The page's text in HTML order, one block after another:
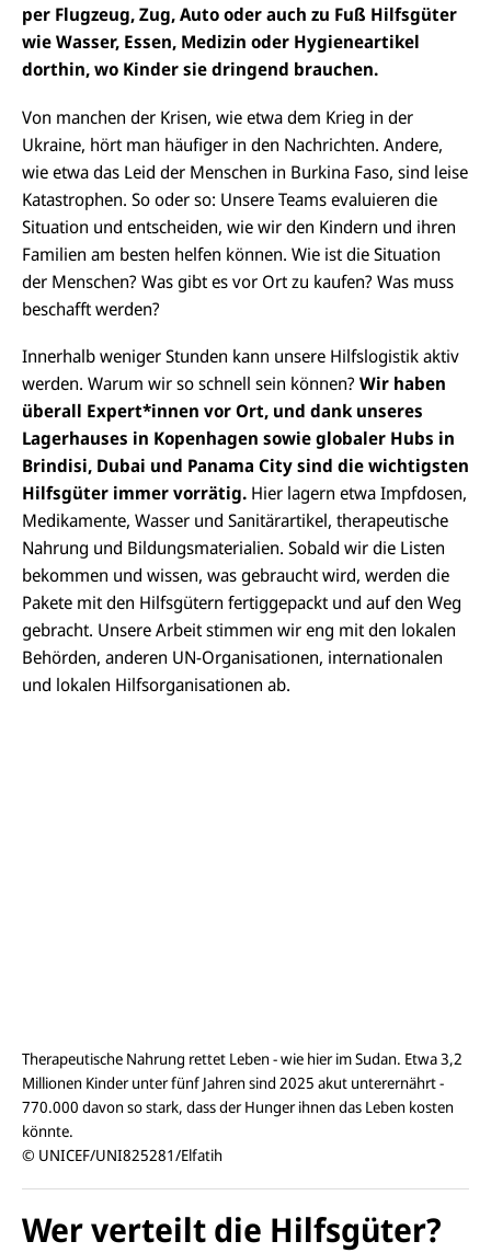
per Flugzeug, Zug, Auto oder auch zu Fuß Hilfsgüter
wie Wasser, Essen, Medizin oder Hygieneartikel
dorthin, wo Kinder sie dringend brauchen.
Von manchen der Krisen, wie etwa dem Krieg in der
Ukraine, hört man häufiger in den Nachrichten. Andere,
wie etwa das Leid der Menschen in Burkina Faso, sind leise
Katastrophen. So oder so: Unsere Teams evaluieren die
Situation und entscheiden, wie wir den Kindern und ihren
Familien am besten helfen können. Wie ist die Situation
der Menschen? Was gibt es vor Ort zu kaufen? Was muss
beschafft werden?
Innerhalb weniger Stunden kann unsere Hilfslogistik aktiv
werden. Warum wir so schnell sein können? Wir haben
überall Expert*innen vor Ort, und dank unseres
Lagerhauses in Kopenhagen sowie globaler Hubs in
Brindisi, Dubai und Panama City sind die wichtigsten
Hilfsgüter immer vorrätig. Hier lagern etwa Impfdosen,
Medikamente, Wasser und Sanitärartikel, therapeutische
Nahrung und Bildungsmaterialien. Sobald wir die Listen
bekommen und wissen, was gebraucht wird, werden die
Pakete mit den Hilfsgütern fertiggepackt und auf den Weg
gebracht. Unsere Arbeit stimmen wir eng mit den lokalen
Behörden, anderen UN-Organisationen, internationalen
und lokalen Hilfsorganisationen ab.
Therapeutische Nahrung rettet Leben - wie hier im Sudan. Etwa 3,2
Millionen Kinder unter fünf Jahren sind 2025 akut unterernährt -
770.000 davon so stark, dass der Hunger ihnen das Leben kosten
könnte.
© UNICEF/UNI825281/Elfatih
Wer verteilt die Hilfsgüter?